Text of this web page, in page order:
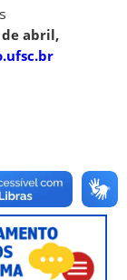
abril,